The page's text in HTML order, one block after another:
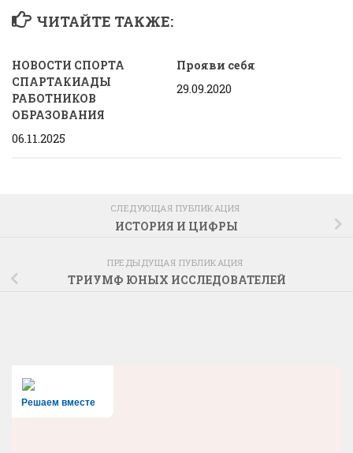
ЧИТАЙТЕ ТАКЖЕ:
НОВОСТИ СПОРТА
СПАРТАКИАДЫ
РАБОТНИКОВ
ОБРАЗОВАНИЯ
06.11.2025
Прояви себя
29.09.2020
СЛЕДУЮЩАЯ ПУБЛИКАЦИЯ
ИСТОРИЯ И ЦИФРЫ
ПРЕДЫДУЩАЯ ПУБЛИКАЦИЯ
ТРИУМФ ЮНЫХ ИССЛЕДОВАТЕЛЕЙ
Решаем вместе